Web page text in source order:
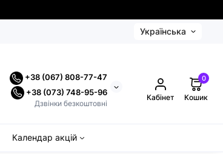
Українська
+38 (067) 808-77-47
+38 (073) 748-95-96
Дзвінки безкоштовні
Кабінет
0
Кошик
Календар акцій